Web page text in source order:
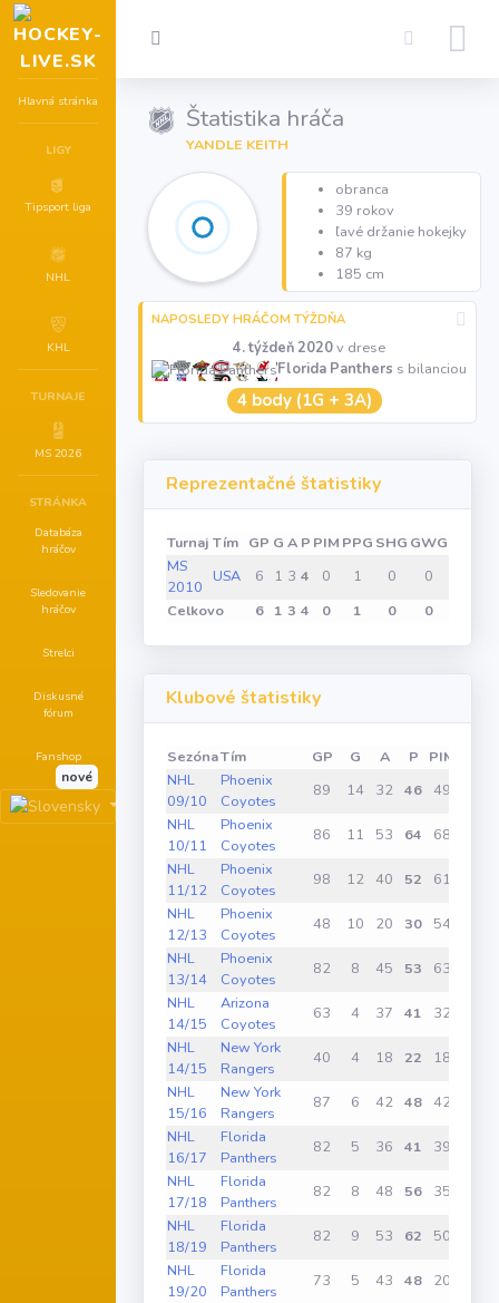
Hlavná stránka
LIGY
Tipsport liga
NHL
KHL
TURNAJE
MS 2026
STRÁNKA
Databáza
hráčov
Sledovanie
hráčov
Strelci
Diskusné
fórum
Fanshop
nové
Štatistika hráča
YANDLE KEITH
obranca
39 rokov
ľavé držanie hokejky
87 kg
185 cm
NAPOSLEDY HRÁČOM TÝŽDŇA
4. týždeň 2020v drese
Florida Panthers s bilanciou
4 body (1G + 3A)
Reprezentačné štatistiky
Turnaj Tím GP G A P PIM PPG SHG GWG
MS
2010
USA 6 1 3 4 0 1 0
0
Celkovo
6 1 3 4 0 1 0 0
Klubové štatistiky
SezónaTím GP G A P PIM
NHL
09/10
Phoenix
Coyotes
89 14 32 46 49
NHL
10/11
Phoenix
Coyotes
86 11 53 64 68
NHL
11/12
Phoenix
Coyotes
98 12 40 52 61
NHL
12/13
Phoenix
Coyotes
48 10 20 30 54
NHL
13/14
Phoenix
Coyotes
82 8 45 53 63
NHL
14/15
Arizona
Coyotes
63 4 37 41 32
NHL
14/15
New York
Rangers
40 4 18 22 18
NHL
15/16
New York
Rangers
87 6 42 48 42
NHL
16/17
Florida
Panthers
82 5 36 41 39
NHL
17/18
Florida
Panthers
82 8 48 56 35
NHL
18/19
Florida
Panthers
82 9 53 62 50
NHL
19/20
Florida
Panthers
73 5 43 48 20